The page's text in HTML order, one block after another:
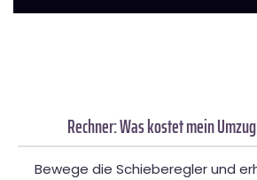
Rechner: Was kostet mein
Bewege die Schieberegler und